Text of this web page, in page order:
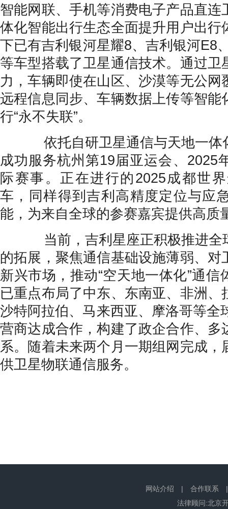
智能网联、手机等消费电子产品直连
体化智能出行生态全面提升用户出行
下已有吉利银河星耀8、吉利银河E8
等车型搭载了卫星通信技术。通过卫
力，车辆即使在山区、沙漠等无公网
远程信息同步、车辆数据上传等智能
行“永不失联”。
依托自研卫星通信与天地一体
成功服务杭州第19届亚运会、2025
际赛事。正在进行的2025成都世
车，同样得到吉利高精度定位与应
能，为来自全球的参赛嘉宾提供高质
当前，吉利星座正积极推进全
的拓展，聚焦通信基础设施薄弱、对
新兴市场，推动“空天地一体化”通信
已重点布局了中东、东南亚、非洲、
沙特阿拉伯、马来西亚、摩洛哥等全
营商达成合作，构建了政企合作、多
系。随着未来两个月一期组网完成，
供卫星物联通信服务。
网站介绍 | 合作联系
法律顾问:北京